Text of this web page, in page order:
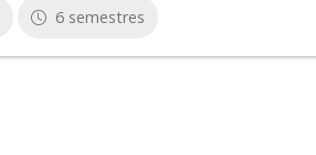
6 semestres